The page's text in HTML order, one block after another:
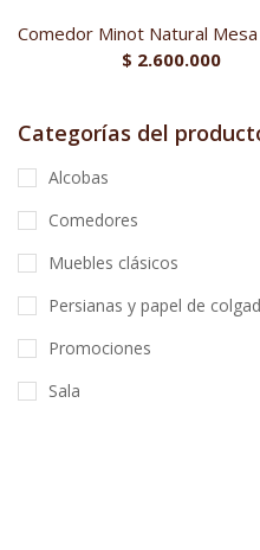
Comedor Minot Natural
$ 2.600.000
Categorías del
Alcobas
Comedores
Muebles clásicos
Persianas y papel de
Promociones
Sala